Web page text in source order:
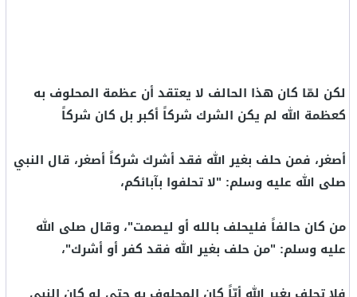
لكن لمّا كان هذا الحالف لا يعتقد أن عظمة المحلوف به
كعظمة الله لم يكن الشرك شركاً أكبر بل كان شركاً
أصغر، فمن حلف بغير الله فقد أشرك شركاً أصغر، قال النبي
صلى الله عليه وسلم: "لا تحلفوا بآبائكم،
من كان حالفاً فليحلف بالله أو ليصمت"، وقال صلى الله
عليه وسلم: "من حلف بغير الله فقد كفر أو أشرك"،